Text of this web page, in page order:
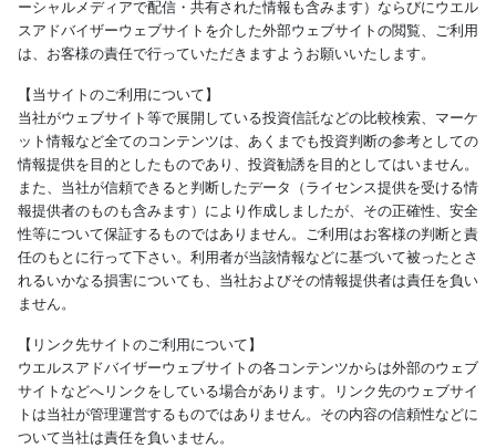
ーシャルメディアで配信・共有された情報も含みます）ならびにウエル
スアドバイザーウェブサイトを介した外部ウェブサイトの閲覧、ご利用
は、お客様の責任で行っていただきますようお願いいたします。
【当サイトのご利用について】
当社がウェブサイト等で展開している投資信託などの比較検索、マーケ
ット情報など全てのコンテンツは、あくまでも投資判断の参考としての
情報提供を目的としたものであり、投資勧誘を目的としてはいません。
また、当社が信頼できると判断したデータ（ライセンス提供を受ける情
報提供者のものも含みます）により作成しましたが、その正確性、安全
性等について保証するものではありません。ご利用はお客様の判断と責
任のもとに行って下さい。利用者が当該情報などに基づいて被ったとさ
れるいかなる損害についても、当社およびその情報提供者は責任を負い
ません。
【リンク先サイトのご利用について】
ウエルスアドバイザーウェブサイトの各コンテンツからは外部のウェブ
サイトなどへリンクをしている場合があります。リンク先のウェブサイ
トは当社が管理運営するものではありません。その内容の信頼性などに
ついて当社は責任を負いません。